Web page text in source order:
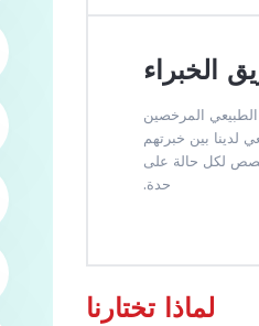
الخبراء
المرخصين
لدينا بين خبرتهم
لكل حالة على
حدة.
لماذا تختارنا